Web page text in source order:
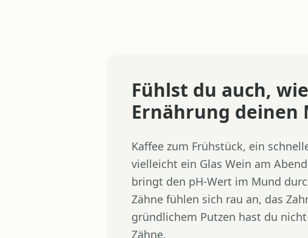
Fühlst du auch,
Ernährung deinen
Kaffee zum Frühstück, ein
vielleicht ein Glas Wein am
bringt den pH-Wert im Mund
Zähne fühlen sich rau an, das
gründlichem Putzen hast du
Zähne.